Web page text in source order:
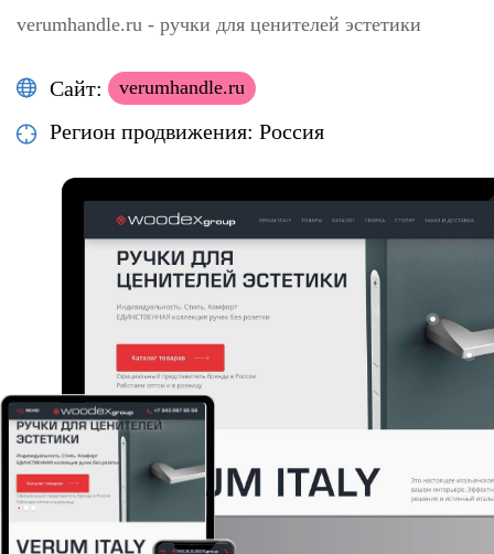
verumhandle.ru - ручки для ценителей эстетики
Сайт: verumhandle.ru
Регион продвижения: Россия